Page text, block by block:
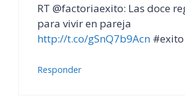
RT @factoriaexito: Las doce
para vivir en pareja
http://t.co/gSnQ7b9Acn #exito
Responder